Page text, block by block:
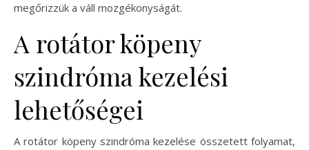
megőrizzük a váll mozgékonyságát.
A rotátor köpeny
szindróma kezelési
lehetőségei
A rotátor köpeny szindróma kezelése összetett folyamat,